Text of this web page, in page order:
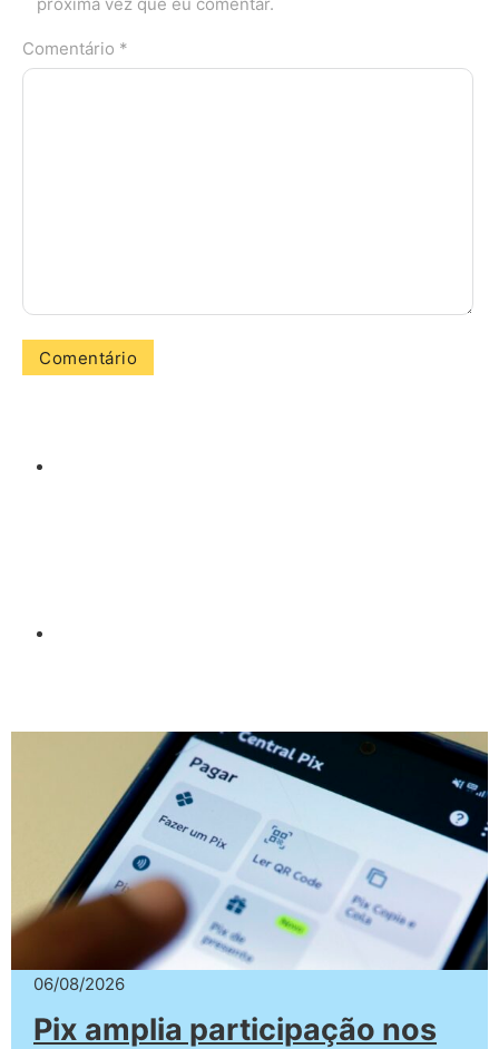
Comentário *
06/08/2026
Pix amplia participação nos